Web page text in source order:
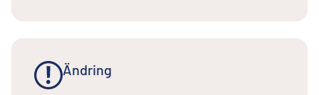
Ändring